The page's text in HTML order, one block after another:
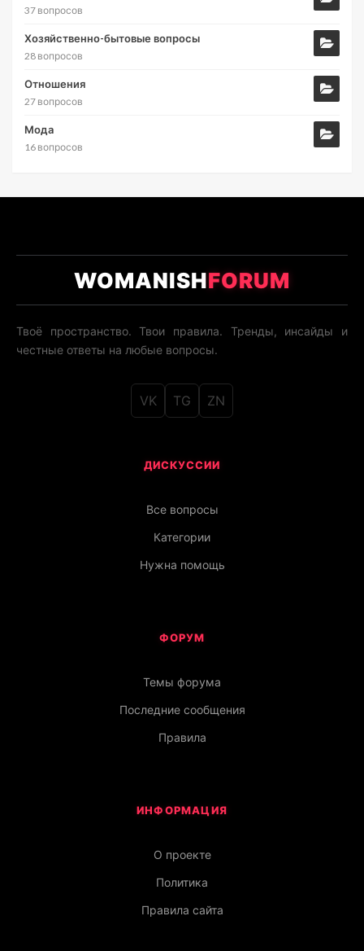
37 вопросов
Хозяйственно-бытовые вопросы
28 вопросов
Отношения
27 вопросов
Мода
16 вопросов
WOMANISHFORUM
Твоё пространство. Твои правила. Тренды, инсайды и
честные ответы на любые вопросы.
VK TG ZN
ДИСКУССИИ
Все вопросы
Категории
Нужна помощь
ФОРУМ
Темы форума
Последние сообщения
Правила
ИНФОРМАЦИЯ
О проекте
Политика
Правила сайта